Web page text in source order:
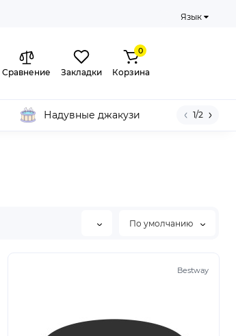
Язык
Сравнение Закладки
0
Корзина
Надувные джакузи 1/2
По умолчанию
Bestway